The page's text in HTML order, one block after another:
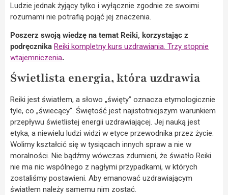
Ludzie jednak żyjący tylko i wyłącznie zgodnie ze swoimi
rozumami nie potrafią pojąć jej znaczenia.
Poszerz swoją wiedzę na temat Reiki, korzystając z
podręcznika Reiki kompletny kurs uzdrawiania. Trzy stopnie
wtajemniczenia.
Świetlista energia, która uzdrawia
Reiki jest światłem, a słowo „święty” oznacza etymologicznie
tyle, co „świecący”. Świętość jest najistotniejszym warunkiem
przepływu świetlistej energii uzdrawiającej. Jej nauką jest
etyka, a niewielu ludzi widzi w etyce przewodnika przez życie.
Wolimy kształcić się w tysiącach innych spraw a nie w
moralności. Nie bądźmy wówczas zdumieni, że światło Reiki
nie ma nic wspólnego z nagłymi przypadkami, w których
zostaliśmy postawieni. Aby emanować uzdrawiającym
światłem należy samemu nim zostać.